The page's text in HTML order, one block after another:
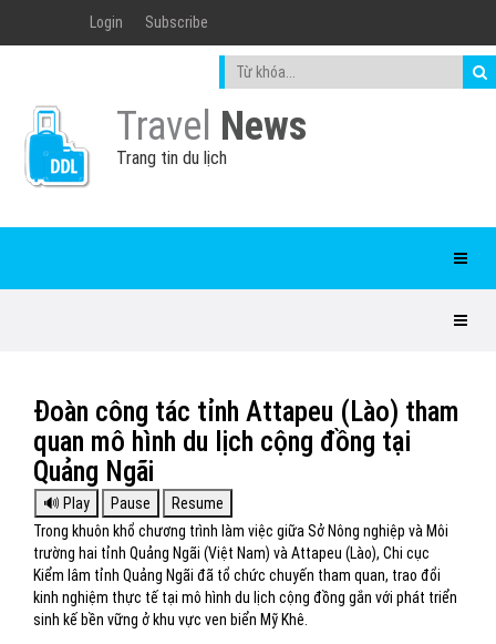
Login Subscribe
Travel News
Trang tin du lịch
Đoàn công tác tỉnh Attapeu (Lào) tham
quan mô hình du lịch cộng đồng tại
Quảng Ngãi
Trong khuôn khổ chương trình làm việc giữa Sở Nông nghiệp và Môi
trường hai tỉnh Quảng Ngãi (Việt Nam) và Attapeu (Lào), Chi cục
Kiểm lâm tỉnh Quảng Ngãi đã tổ chức chuyến tham quan, trao đổi
kinh nghiệm thực tế tại mô hình du lịch cộng đồng gắn với phát triển
sinh kế bền vững ở khu vực ven biển Mỹ Khê.